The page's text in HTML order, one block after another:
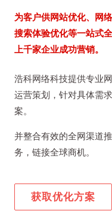
为客户供网站优化、网
搜索体验优化等一站式
上千家企业成功营销。
浩科网络科技提供专业
运营策划，针对具体需
案。
并整合有效的全网渠道
务，链接全球商机。
获取优化方案